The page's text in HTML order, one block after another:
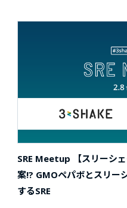
SRE Meetup 【スリーシェ
案!? GMOペパボとスリー
するSRE